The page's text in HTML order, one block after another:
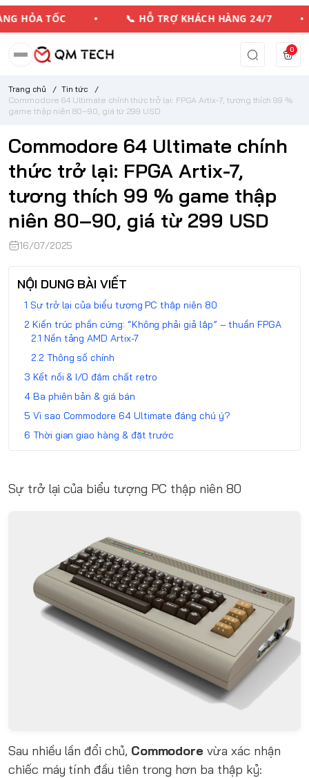
TỐC • 📞 HỖ TRỢ KHÁCH HÀNG 24/7 •
0
Trang chủ / Tin tức
/
Commodore 64 Ultimate chính thức trở lại: FPGA Artix-7, tương thích 99 %
game thập niên 80–90, giá từ 299 USD
Commodore 64 Ultimate chính
thức trở lại: FPGA Artix-7,
tương thích 99 % game thập
niên 80–90, giá từ 299 USD
16/07/2025
NỘI DUNG BÀI VIẾT
Sự trở lại của biểu tượng PC thập niên 80
Kiến trúc phần cứng: “Không phải giả lập” – thuần FPGA
Nền tảng AMD Artix-7
Thông số chính
Kết nối & I/O đậm chất retro
Ba phiên bản & giá bán
Vì sao Commodore 64 Ultimate đáng chú ý?
Thời gian giao hàng & đặt trước
Sự trở lại của biểu tượng PC thập niên 80
Sau nhiều lần đổi chủ, Commodore vừa xác nhận
chiếc máy tính đầu tiên trong hơn ba thập kỷ: